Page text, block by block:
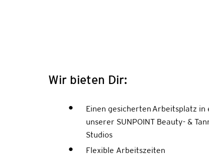
Wir bieten Dir:
Einen gesicherten Arbeitsplatz in
unserer SUNPOINT Beauty- &
Studios
Flexible Arbeitszeiten